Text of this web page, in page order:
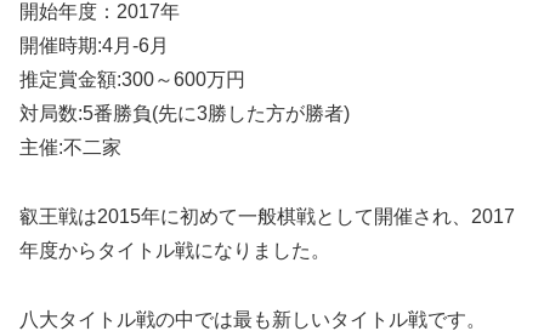
開始年度：2017年
開催時期:4月-6月
推定賞金額:300～600万円
対局数:5番勝負(先に3勝した方が勝者)
主催:不二家
叡王戦は2015年に初めて一般棋戦として開催され、2017
年度からタイトル戦になりました。
八大タイトル戦の中では最も新しいタイトル戦です。